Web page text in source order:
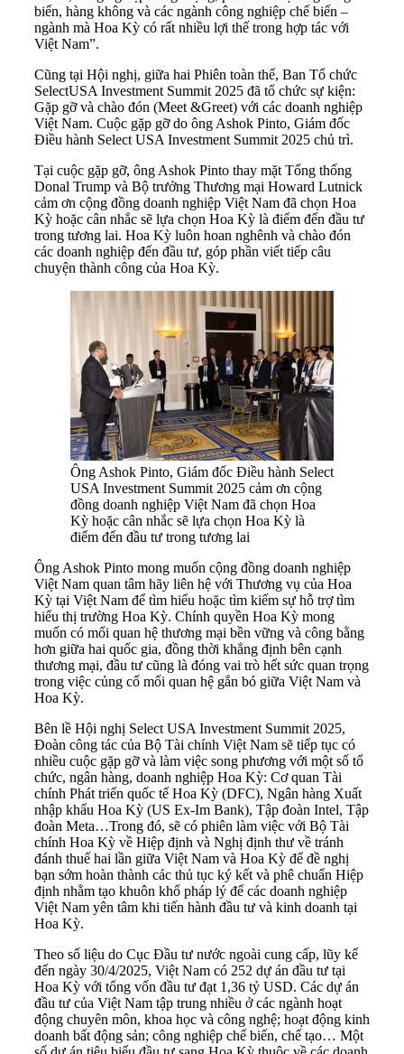
biển, hàng không và các ngành công nghiệp chế biến –
ngành mà Hoa Kỳ có rất nhiều lợi thế trong hợp tác với
Việt Nam”.
Cũng tại Hội nghị, giữa hai Phiên toàn thể, Ban Tổ chức
SelectUSA Investment Summit 2025 đã tổ chức sự kiện:
Gặp gỡ và chào đón (Meet &Greet) với các doanh nghiệp
Việt Nam. Cuộc gặp gỡ do ông Ashok Pinto, Giám đốc
Điều hành Select USA Investment Summit 2025 chủ trì.
Tại cuộc gặp gỡ, ông Ashok Pinto thay mặt Tổng thống
Donal Trump và Bộ trưởng Thương mại Howard Lutnick
cảm ơn cộng đồng doanh nghiệp Việt Nam đã chọn Hoa
Kỳ hoặc cân nhắc sẽ lựa chọn Hoa Kỳ là điểm đến đầu tư
trong tương lai. Hoa Kỳ luôn hoan nghênh và chào đón
các doanh nghiệp đến đầu tư, góp phần viết tiếp câu
chuyện thành công của Hoa Kỳ.
Ông Ashok Pinto, Giám đốc Điều hành Select
USA Investment Summit 2025 cảm ơn cộng
đồng doanh nghiệp Việt Nam đã chọn Hoa
Kỳ hoặc cân nhắc sẽ lựa chọn Hoa Kỳ là
điểm đến đầu tư trong tương lai
Ông Ashok Pinto mong muốn cộng đồng doanh nghiệp
Việt Nam quan tâm hãy liên hệ với Thương vụ của Hoa
Kỳ tại Việt Nam để tìm hiểu hoặc tìm kiếm sự hỗ trợ tìm
hiểu thị trường Hoa Kỳ. Chính quyền Hoa Kỳ mong
muốn có mối quan hệ thương mại bền vững và công bằng
hơn giữa hai quốc gia, đồng thời khẳng định bên cạnh
thương mại, đầu tư cũng là đóng vai trò hết sức quan trọng
trong việc củng cố mối quan hệ gắn bó giữa Việt Nam và
Hoa Kỳ.
Bên lề Hội nghị Select USA Investment Summit 2025,
Đoàn công tác của Bộ Tài chính Việt Nam sẽ tiếp tục có
nhiều cuộc gặp gỡ và làm việc song phương với một số tổ
chức, ngân hàng, doanh nghiệp Hoa Kỳ: Cơ quan Tài
chính Phát triển quốc tế Hoa Kỳ (DFC), Ngân hàng Xuất
nhập khẩu Hoa Kỳ (US Ex-Im Bank), Tập đoàn Intel, Tập
đoàn Meta…Trong đó, sẽ có phiên làm việc với Bộ Tài
chính Hoa Kỳ về Hiệp định và Nghị định thư về tránh
đánh thuế hai lần giữa Việt Nam và Hoa Kỳ để đề nghị
bạn sớm hoàn thành các thủ tục ký kết và phê chuẩn Hiệp
định nhằm tạo khuôn khổ pháp lý để các doanh nghiệp
Việt Nam yên tâm khi tiến hành đầu tư và kinh doanh tại
Hoa Kỳ.
Theo số liệu do Cục Đầu tư nước ngoài cung cấp, lũy kế
đến ngày 30/4/2025, Việt Nam có 252 dự án đầu tư tại
Hoa Kỳ với tổng vốn đầu tư đạt 1,36 tỷ USD. Các dự án
đầu tư của Việt Nam tập trung nhiều ở các ngành hoạt
động chuyên môn, khoa học và công nghệ; hoạt động kinh
doanh bất động sản; công nghiệp chế biến, chế tạo… Một